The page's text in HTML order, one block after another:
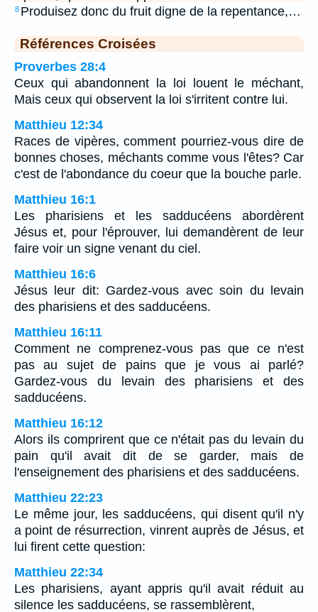
8 Produisez donc du fruit digne de la repentance,…
Références Croisées
Proverbes 28:4
Ceux qui abandonnent la loi louent le méchant,
Mais ceux qui observent la loi s'irritent contre lui.
Matthieu 12:34
Races de vipères, comment pourriez-vous dire de
bonnes choses, méchants comme vous l'êtes? Car
c'est de l'abondance du coeur que la bouche parle.
Matthieu 16:1
Les pharisiens et les sadducéens abordèrent
Jésus et, pour l'éprouver, lui demandèrent de leur
faire voir un signe venant du ciel.
Matthieu 16:6
Jésus leur dit: Gardez-vous avec soin du levain
des pharisiens et des sadducéens.
Matthieu 16:11
Comment ne comprenez-vous pas que ce n'est
pas au sujet de pains que je vous ai parlé?
Gardez-vous du levain des pharisiens et des
sadducéens.
Matthieu 16:12
Alors ils comprirent que ce n'était pas du levain du
pain qu'il avait dit de se garder, mais de
l'enseignement des pharisiens et des sadducéens.
Matthieu 22:23
Le même jour, les sadducéens, qui disent qu'il n'y
a point de résurrection, vinrent auprès de Jésus, et
lui firent cette question:
Matthieu 22:34
Les pharisiens, ayant appris qu'il avait réduit au
silence les sadducéens, se rassemblèrent,